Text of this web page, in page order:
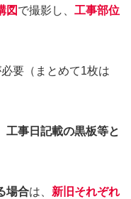
図 で撮影し、 工事部位
要（まとめて1枚は
工事日記載の黒板等と
場合は、 新旧それぞれ